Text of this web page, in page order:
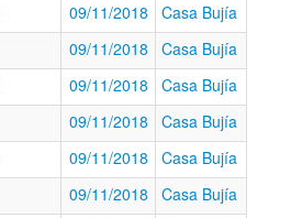
09/11/2018
Casa Bujía
09/11/2018
Casa Bujía
09/11/2018
Casa Bujía
09/11/2018
Casa Bujía
09/11/2018
Casa Bujía
09/11/2018
Casa Bujía